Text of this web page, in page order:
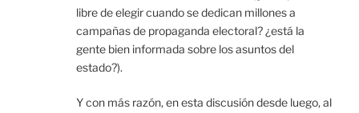
libre de elegir cuando se dedican millones a
campañas de propaganda electoral? ¿está la
gente bien informada sobre los asuntos del
estado?).
Y con más razón, en esta discusión desde luego, al